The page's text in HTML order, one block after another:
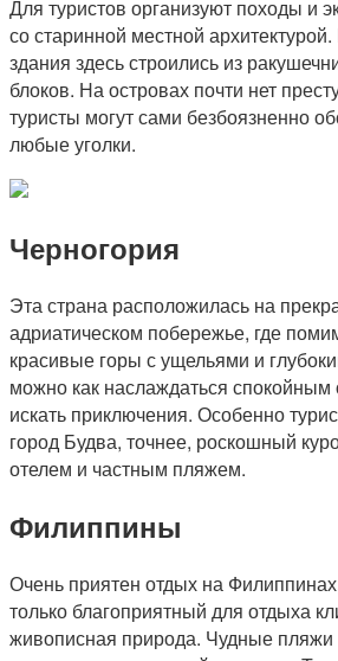
Для туристов организуют походы и
со старинной местной
здания здесь строились из
блоков. На островах почти нет
туристы могут сами безбоязненно
любые уголки.
Черногория
Эта страна расположилась на
адриатическом побережье, где
красивые горы с ущельями и
можно как наслаждаться спокойным
искать приключения. Особенно
город Будва, точнее, роскошный
отелем и частным пляжем.
Филиппины
Очень приятен отдых на
только благоприятный для отдыха
живописная природа. Чудные пляжи